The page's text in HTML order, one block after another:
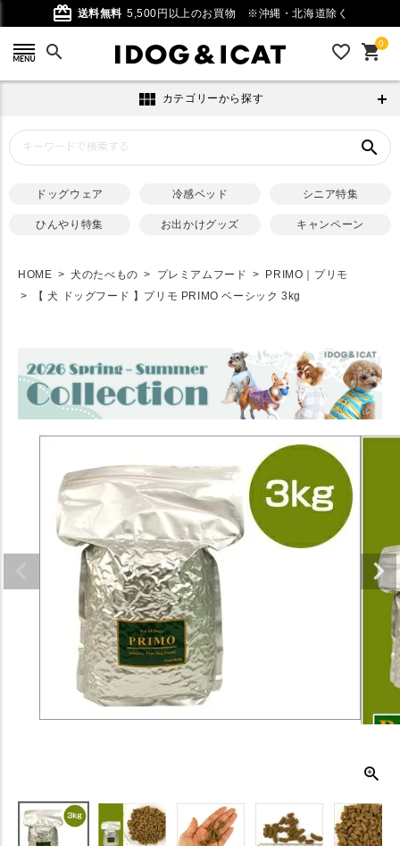
card_giftcard 送料無料 5,500円以上のお買物 ※沖縄・北海道除く
search favorite_outline 0
shopping_cart
view_module カテゴリーから探す
search
ドッグウェア 冷感ベッド シニア特集
ひんやり特集 お出かけグッズ キャンペーン
HOME 犬のたべもの プレミアムフード
PRIMO｜プリモ
【 犬 ドッグフード 】プリモ PRIMO ベーシック 3kg